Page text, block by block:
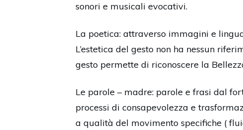
sonori e musicali evocativi.
La poetica: attraverso immagini e
L’estetica del gesto non ha nessun
gesto permette di riconoscere la
Le parole – madre: parole e frasi dal
processi di consapevolezza e
a qualità del movimento specifiche (